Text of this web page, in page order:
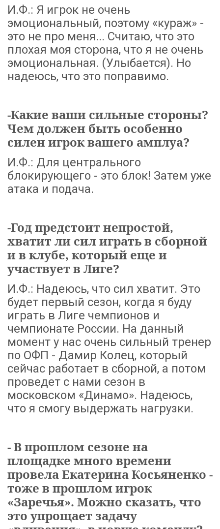
И.Ф.: Я игрок не очень
эмоциональный, поэтому «кураж» -
это не про меня... Считаю, что это
плохая моя сторона, что я не очень
эмоциональная. (Улыбается). Но
надеюсь, что это поправимо.
-Какие ваши сильные стороны?
Чем должен быть особенно
силен игрок вашего амплуа?
И.Ф.: Для центрального
блокирующего - это блок! Затем уже
атака и подача.
-Год предстоит непростой,
хватит ли сил играть в сборной
и в клубе, который еще и
участвует в Лиге?
И.Ф.: Надеюсь, что сил хватит. Это
будет первый сезон, когда я буду
играть в Лиге чемпионов и
чемпионате России. На данный
момент у нас очень сильный тренер
по ОФП - Дамир Колец, который
сейчас работает в сборной, а потом
проведет с нами сезон в
московском «Динамо». Надеюсь,
что я смогу выдержать нагрузки.
- В прошлом сезоне на
площадке много времени
провела Екатерина Косьяненко -
тоже в прошлом игрок
«Заречья». Можно сказать, что
это упрощает задачу